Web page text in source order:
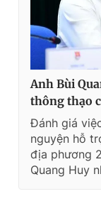
Anh Bùi
thông thạo
Đánh giá
nguyện hỗ
địa phương
Quang Huy